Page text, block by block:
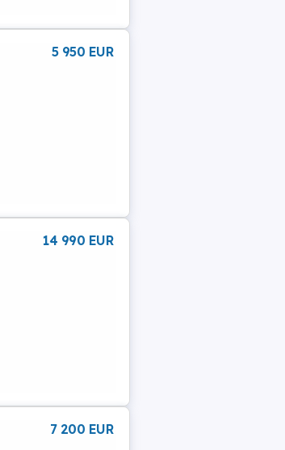
5 950 EUR
14 990 EUR
7 200 EUR